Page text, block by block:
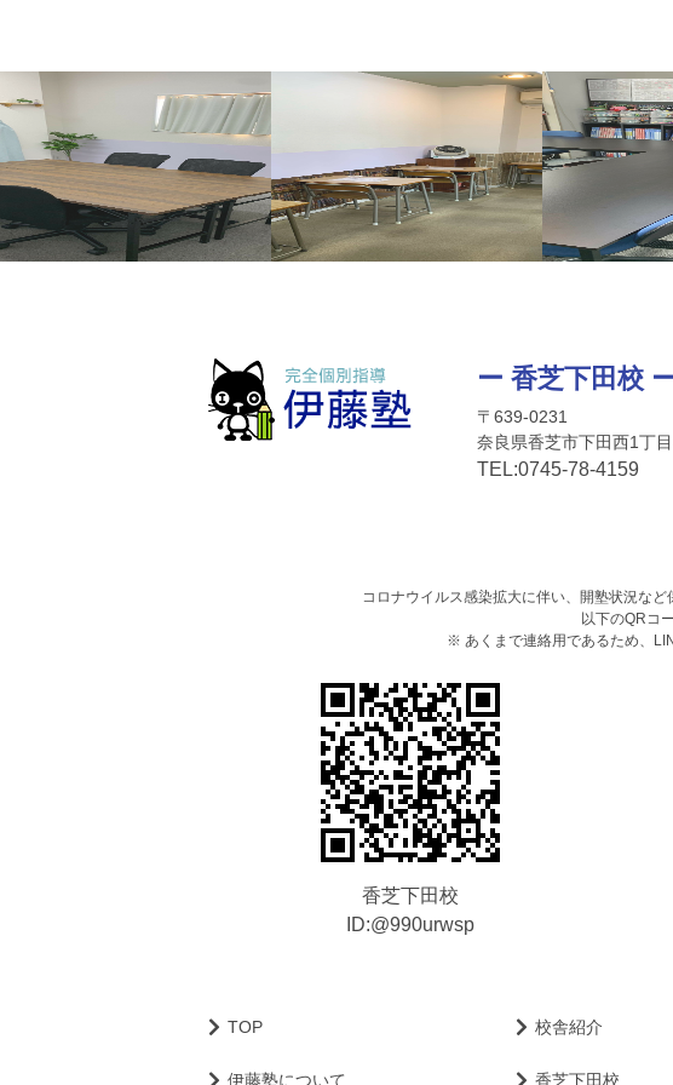
ー 香芝下田校
〒639-0231
奈良県香芝市下田西1丁
TEL:0745-78-4159
コロナウイルス感染拡大に伴い、開塾状況な
以下のQRコ
※ あくまで連絡用であるため、
香芝下田校
ID:@990urwsp
TOP
伊藤塾について
校舎紹介
香芝下田校